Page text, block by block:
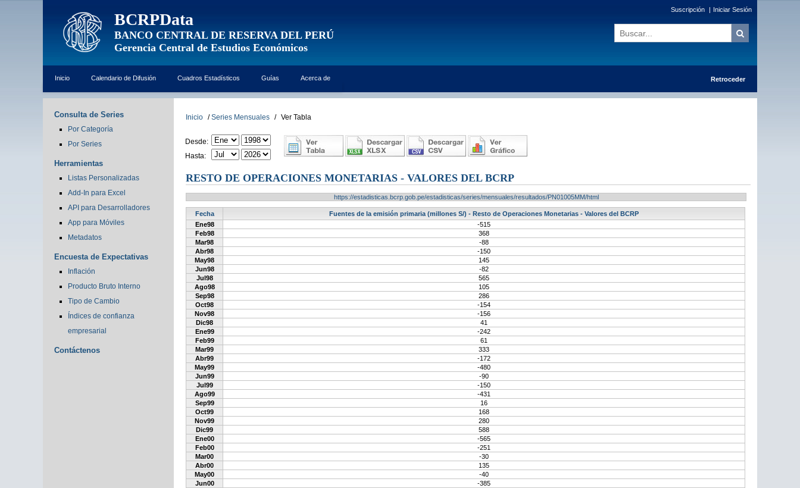
BCRPData
BANCO CENTRAL DE RESERVA DEL PERÚ
Gerencia Central de Estudios Económicos
Suscripción | Iniciar Sesión
Inicio Calendario de Difusión Cuadros Estadísticos Guías Acerca de Retroceder
Consulta de Series
Por Categoría
Por Series
Herramientas
Listas Personalizadas
Add-In para Excel
API para Desarrolladores
App para Móviles
Metadatos
Encuesta de Expectativas
Inflación
Producto Bruto Interno
Tipo de Cambio
Índices de confianza
empresarial
Contáctenos
Inicio / Series Mensuales / Ver Tabla
Desde:
Hasta:
RESTO DE OPERACIONES MONETARIAS - VALORES DEL BCRP
https://estadisticas.bcrp.gob.pe/estadisticas/series/mensuales/resultados/PN01005MM/html
Fecha
Fuentes de la emisión primaria (millones S/) - Resto de Operaciones Monetarias - Valores del BCRP
Ene98
-515
Feb98
368
Mar98
-88
Abr98
-150
May98
145
Jun98
-82
Jul98
565
Ago98
105
Sep98
286
Oct98
-154
Nov98
-156
Dic98
41
Ene99
-242
Feb99
61
Mar99
333
Abr99
-172
May99
-480
Jun99
-90
Jul99
-150
Ago99
-431
Sep99
16
Oct99
168
Nov99
280
Dic99
588
Ene00
-565
Feb00
-251
Mar00
-30
Abr00
135
May00
-40
Jun00
-385